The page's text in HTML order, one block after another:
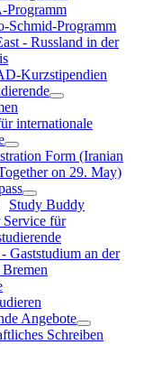
Programm
Schmid-Programm
- Russland in der
Kurzstipendien
internationale
Form (Iranian
on 29. May)
Study Buddy
für
Gaststudium an der
Angebote
Schreiben